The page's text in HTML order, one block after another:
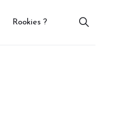
Rookies ?